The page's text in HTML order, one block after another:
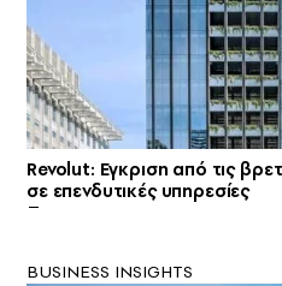
Revolut: Εγκριση από τις
σε επενδυτικές υπηρεσίες
BUSINESS INSIGHTS